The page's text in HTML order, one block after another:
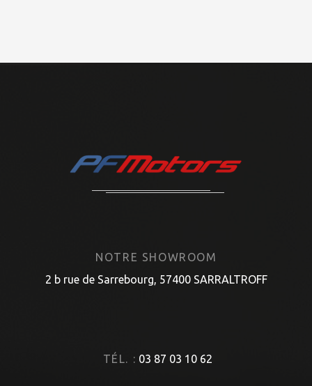
NOTRE SHOWROOM
2 b rue de Sarrebourg, 57400 SARRALTROFF
TÉL. : 03 87 03 10 62